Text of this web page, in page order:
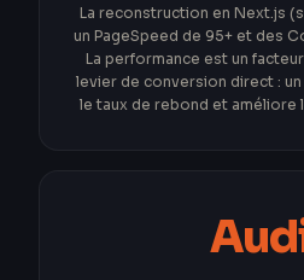
La reconstruction en Next.js
un PageSpeed de 95+ et des
La performance est un
levier de conversion direct :
le taux de rebond et améliore